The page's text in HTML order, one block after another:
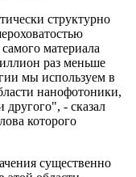
структурно
материала
раз меньше
мы используем в
нанофотоники,
- сказал
которого
существенно